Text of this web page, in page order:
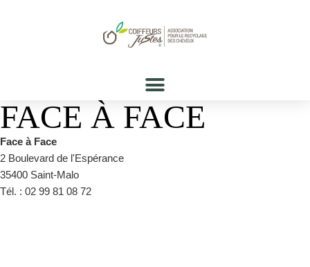
FACE À FACE
Face à Face
2 Boulevard de l'Espérance
35400 Saint-Malo
Tél. : 02 99 81 08 72